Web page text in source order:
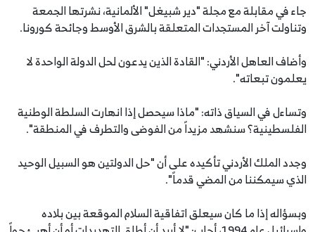
جاء في مقابلة مع مجلة "دير شبيغل" الألمانية، نشرتها الجمعة
وتناولت آخر المستجدات المتعلقة بالشرق الأوسط وجائحة كورونا.
وأضاف العاهل الأردني: "القادة الذين يدعون لحل الدولة الواحدة لا
يعلمون تبعاته".
وتساءل في السياق ذاته: "ماذا سيحصل إذا انهارت السلطة الوطنية
الفلسطينية؟ سنشهد مزيداً من الفوضى والتطرف في المنطقة".
وجدد الملك الأردني تأكيده على أن "حل الدولتين هو السبيل الوحيد
الذي سيمكننا من المضي قدماً".
وبسؤاله إذا ما كان سيعلق اتفاقية السلام الموقعة بين بلاده